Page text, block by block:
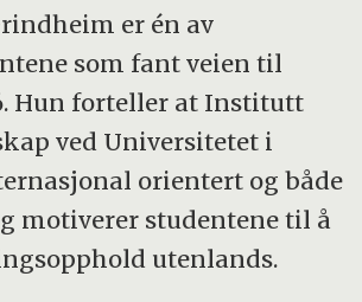
er én av
som fant veien til
Hun forteller at Institutt
ved Universitetet i
orientert og både
motiverer studentene til å
utenlands.